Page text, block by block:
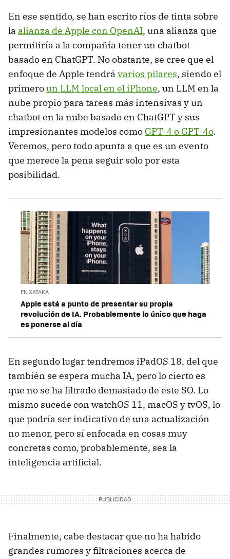
En ese sentido, se han escrito ríos de tinta sobre
la alianza de Apple con OpenAI, una alianza que
permitiría a la compañía tener un chatbot
basado en ChatGPT. No obstante, se cree que el
enfoque de Apple tendrá varios pilares, siendo el
primeroun LLM local en el iPhone, un LLM en la
nube propio para tareas más intensivas y un
chatbot en la nube basado en ChatGPT y sus
impresionantes modelos como GPT-4 o GPT-4o.
Veremos, pero todo apunta a que es un evento
que merece la pena seguir solo por esta
posibilidad.
EN XATAKA
Apple está a punto de presentar su propia
revolución de IA. Probablemente lo único que haga
es ponerse al día
En segundo lugar tendremos iPadOS 18, del que
también se espera mucha IA, pero lo cierto es
que no se ha filtrado demasiado de este SO. Lo
mismo sucede con watchOS 11, macOS y tvOS, lo
que podría ser indicativo de una actualización
no menor, pero sí enfocada en cosas muy
concretas como, probablemente, sea la
inteligencia artificial.
Finalmente, cabe destacar que no ha habido
grandes rumores y filtraciones acerca de